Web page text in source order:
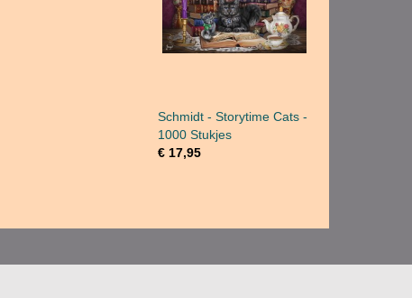
Schmidt - Storytime Cats -
1000 Stukjes
€ 17,95